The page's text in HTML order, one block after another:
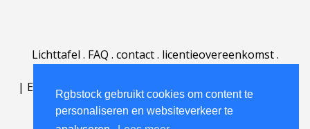
Rgbstock gebruikt cookies om content te
personaliseren en websiteverkeer te
Lichttafel . FAQ . contact. licentieovereenkomst.
| English | Deutsch Español | Português
Nederlands|